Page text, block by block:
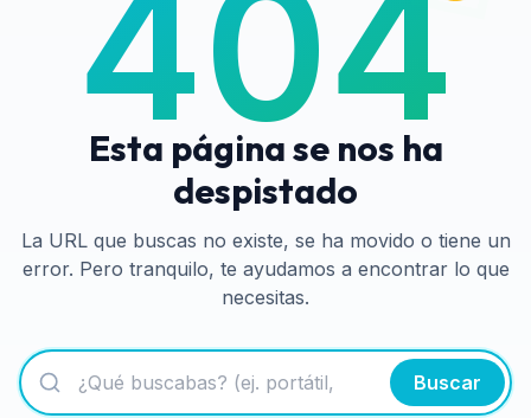
404
Esta página se nos ha
despistado
La URL que buscas no existe, se ha movido o tiene un
error. Pero tranquilo, te ayudamos a encontrar lo que
necesitas.
Buscar